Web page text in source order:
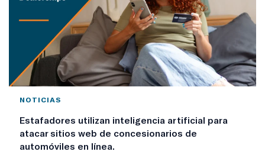
NOTICIAS
Estafadores utilizan inteligencia artificial para
atacar sitios web de concesionarios de
automóviles en línea.